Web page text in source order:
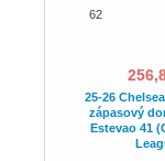
62
25-26
zápasový
Estevao 41